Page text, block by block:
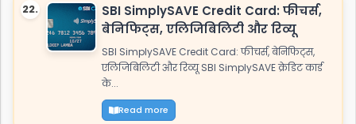
22.
SBI SimplySAVE Credit Card: फीचर्स,
बेनिफिट्स, एलिजिबिलिटी और रिव्यू
SBI SimplySAVE Credit Card: फीचर्स, बेनिफिट्स,
एलिजिबिलिटी और रिव्यू SBI SimplySAVE क्रेडिट कार्ड
के...
Read more